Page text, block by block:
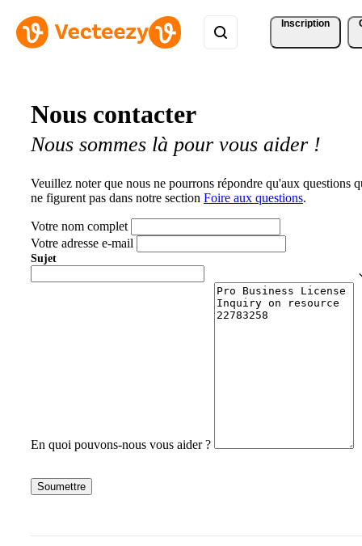
Inscription
Nous contacter
Nous sommes là pour vous aider !
Veuillez noter que nous ne pourrons répondre qu'aux questions
ne figurent pas dans notre section Foire aux questions.
Votre nom complet
Votre adresse e-mail
Sujet
En quoi pouvons-nous vous aider ?
Soumettre